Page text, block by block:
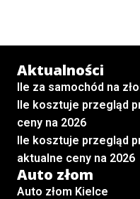
Aktualności
Ile za samochód na
Ile kosztuje przegląd
ceny na 2026
Ile kosztuje przegląd
aktualne ceny na 2026
Auto złom
Auto złom Kielce